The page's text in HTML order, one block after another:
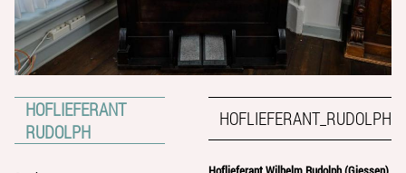
HOFLIEFERANT
RUDOLPH
HOFLIEFERANT_RUDOLPH